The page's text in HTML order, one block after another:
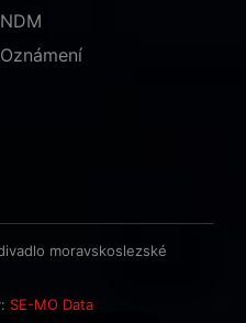
NDM
Oznámení
moravskoslezské
SE-MO Data